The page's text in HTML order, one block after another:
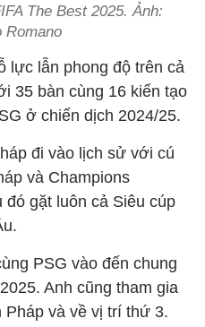
The Best 2025. Ảnh:
Romano
lực lẫn phong độ trên cả
35 bàn cùng 16 kiến tạo
ở chiến dịch 2024/25.
đi vào lịch sử với cú
và Champions
đó gặt luôn cả Siêu cúp
PSG vào đến chung
Anh cũng tham gia
Pháp và về vị trí thứ 3.